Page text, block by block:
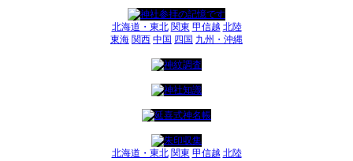
北海道・東北 関東 甲信越 北陸
東海 関西 中国 四国 九州・沖縄
北海道・東北 関東 甲信越 北陸